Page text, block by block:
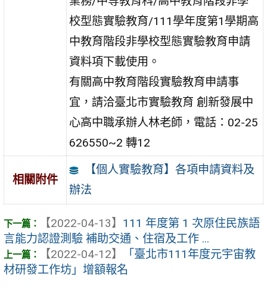
校型態實驗教育/111學年度第1學期高
中教育階段非學校型態實驗教育申請
資料項下載使用。
有關高中教育階段實驗教育申請事
宜，請洽臺北市實驗教育 創新發展中
心高中職承辦人林老師，電話：02-25
626550~2 轉12
相關附件
【個人實驗教育】各項申請資料及
辦法
【2022-04-13】 111 年度第 1 次原住民族語
言能力認證測驗 補助交通、住宿及工作 ...
【2022-04-12】
「臺北市111年度元宇宙教
材研發工作坊」增額報名